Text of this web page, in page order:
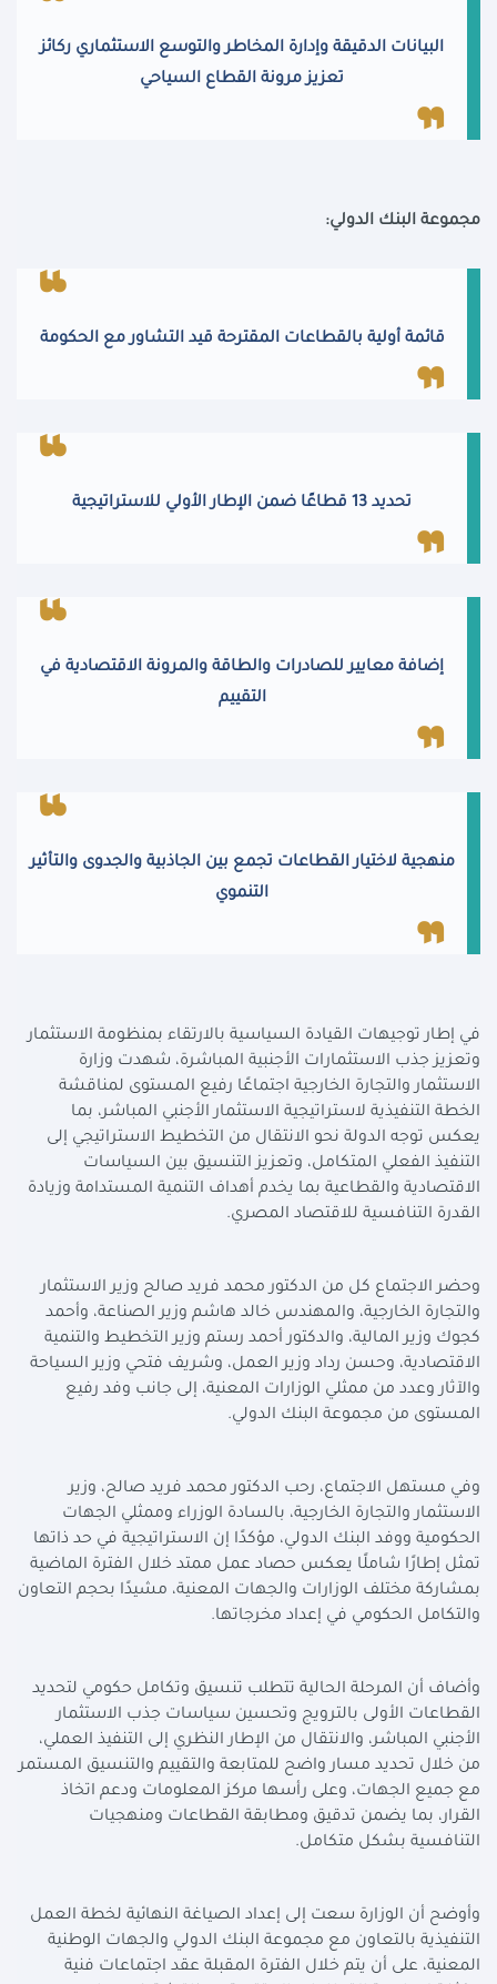
البيانات الدقيقة وإدارة المخاطر والتوسع الاستثماري ركائز
تعزيز مرونة القطاع السياحي
مجموعة البنك الدولي:
قائمة أولية بالقطاعات المقترحة قيد التشاور مع الحكومة
تحديد 13 قطاعًا ضمن الإطار الأولي للاستراتيجية
إضافة معايير للصادرات والطاقة والمرونة الاقتصادية في
التقييم
منهجية لاختيار القطاعات تجمع بين الجاذبية والجدوى والتأثير
التنموي
في إطار توجيهات القيادة السياسية بالارتقاء بمنظومة الاستثمار
وتعزيز جذب الاستثمارات الأجنبية المباشرة، شهدت وزارة
الاستثمار والتجارة الخارجية اجتماعًا رفيع المستوى لمناقشة
الخطة التنفيذية لاستراتيجية الاستثمار الأجنبي المباشر، بما
يعكس توجه الدولة نحو الانتقال من التخطيط الاستراتيجي إلى
التنفيذ الفعلي المتكامل، وتعزيز التنسيق بين السياسات
الاقتصادية والقطاعية بما يخدم أهداف التنمية المستدامة وزيادة
القدرة التنافسية للاقتصاد المصري.
وحضر الاجتماع كل من الدكتور محمد فريد صالح وزير الاستثمار
والتجارة الخارجية، والمهندس خالد هاشم وزير الصناعة، وأحمد
كجوك وزير المالية، والدكتور أحمد رستم وزير التخطيط والتنمية
الاقتصادية، وحسن رداد وزير العمل، وشريف فتحي وزير السياحة
والآثار وعدد من ممثلي الوزارات المعنية، إلى جانب وفد رفيع
المستوى من مجموعة البنك الدولي.
وفي مستهل الاجتماع، رحب الدكتور محمد فريد صالح، وزير
الاستثمار والتجارة الخارجية، بالسادة الوزراء وممثلي الجهات
الحكومية ووفد البنك الدولي، مؤكدًا إن الاستراتيجية في حد ذاتها
تمثل إطارًا شاملًا يعكس حصاد عمل ممتد خلال الفترة الماضية
بمشاركة مختلف الوزارات والجهات المعنية، مشيدًا بحجم التعاون
والتكامل الحكومي في إعداد مخرجاتها.
وأضاف أن المرحلة الحالية تتطلب تنسيق وتكامل حكومي لتحديد
القطاعات الأولى بالترويج وتحسين سياسات جذب الاستثمار
الأجنبي المباشر، والانتقال من الإطار النظري إلى التنفيذ العملي،
من خلال تحديد مسار واضح للمتابعة والتقييم والتنسيق المستمر
مع جميع الجهات، وعلى رأسها مركز المعلومات ودعم اتخاذ
القرار، بما يضمن تدقيق ومطابقة القطاعات ومنهجيات
التنافسية بشكل متكامل.
وأوضح أن الوزارة سعت إلى إعداد الصياغة النهائية لخطة العمل
التنفيذية بالتعاون مع مجموعة البنك الدولي والجهات الوطنية
المعنية، على أن يتم خلال الفترة المقبلة عقد اجتماعات فنية